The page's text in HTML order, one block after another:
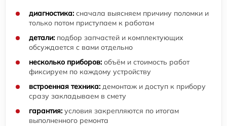
диагностика: сначала выясняем причину поломки и
только потом приступаем к работам
детали: подбор запчастей и комплектующих
обсуждается с вами отдельно
несколько приборов: объём и стоимость работ
фиксируем по каждому устройству
встроенная техника: демонтаж и доступ к прибору
сразу закладываем в смету
гарантия: условия закрепляются по итогам
выполненного ремонта